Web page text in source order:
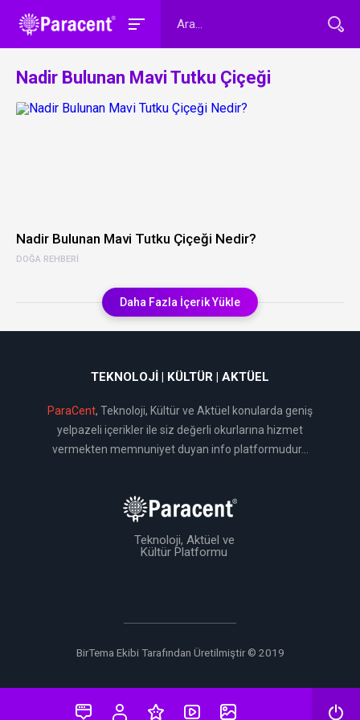
Nadir Bulunan Mavi Tutku Çiçeği
DOĞA REHBERI
Nadir Bulunan Mavi Tutku Çiçeği Nedir?
Daha Fazla İçerik Yükle
TEKNOLOJI | KÜLTÜR | AKTÜEL
ParaCent, Teknoloji, Kültür ve Aktüel konularda geniş
yelpazeli içerikler ile siz değerli okurlarına hizmet
vermekten memnuniyet duyan info platformudur...
Teknoloji, Aktüel ve
Kültür Platformu
BirTema Ekibi Tarafından Üretilmiştir © 2019